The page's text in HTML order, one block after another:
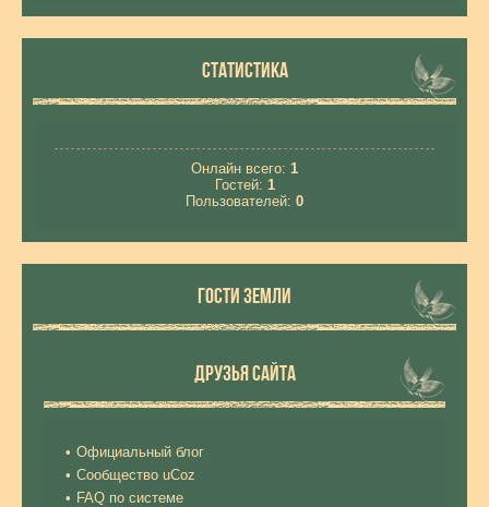
СТАТИСТИКА
Онлайн всего: 1
Гостей: 1
Пользователей: 0
ГОСТИ ЗЕМЛИ
ДРУЗЬЯ САЙТА
Официальный блог
Сообщество uCoz
FAQ по системе